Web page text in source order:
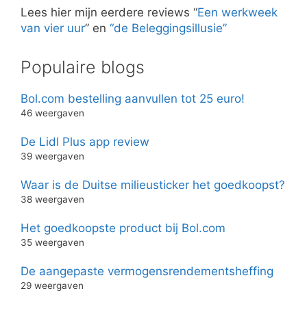
Lees hier mijn eerdere reviews “Een werkweek
van vier uur” en “de Beleggingsillusie”
Populaire blogs
Bol.com bestelling aanvullen tot 25 euro!
46 weergaven
De Lidl Plus app review
39 weergaven
Waar is de Duitse milieusticker het goedkoopst?
38 weergaven
Het goedkoopste product bij Bol.com
35 weergaven
De aangepaste vermogensrendementsheffing
29 weergaven